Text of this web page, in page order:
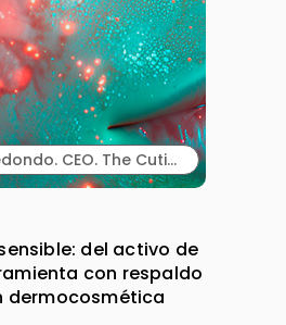
Ivan Arredondo. CEO. The Cutis Lab.
del activo de
con respaldo
dermocosmética